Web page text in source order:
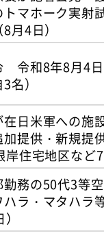
トマホーク実射
月4日）
令和8年8月4
名）
在日米軍への施
提供・新規提
住宅地区など7
務の50代3等
ラ・マタハラ